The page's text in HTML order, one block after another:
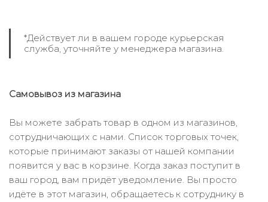
*Действует ли в вашем городе курьерская
служба, уточняйте у менеджера магазина.
Самовывоз из магазина
Вы можете забрать товар в одном из магазинов,
сотрудничающих с нами. Список торговых точек,
которые принимают заказы от нашей компании
появится у вас в корзине. Когда заказ поступит в
ваш город, вам придёт уведомление. Вы просто
идёте в этот магазин, обращаетесь к сотруднику в